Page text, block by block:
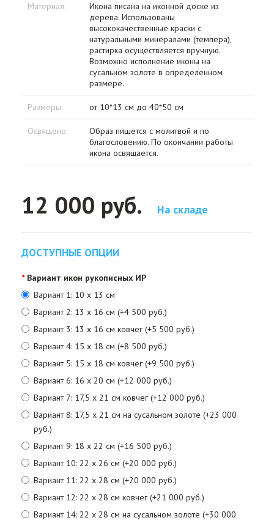
Материал:
Икона писана на иконной доске из
дерева. Использованы
высококачественные краски с
натуральными минералами (темпера),
растирка осуществляется вручную.
Возможно исполнение иконы на
сусальном золоте в определенном
размере.
Размеры: от 10*13 см до 40*50 см
Освящено:
Образ пишется с молитвой и по
благословению. По окончании работы
икона освящается.
12 000 руб. На складе
ДОСТУПНЫЕ ОПЦИИ
Вариант икон рукописных ИР
Вариант 1: 10 х 13 см
Вариант 2: 13 х 16 см (+4 500 руб.)
Вариант 3: 13 х 16 см ковчег (+5 500 руб.)
Вариант 4: 15 х 18 см (+8 500 руб.)
Вариант 5: 15 х 18 см ковчег (+9 500 руб.)
Вариант 6: 16 х 20 см (+12 000 руб.)
Вариант 7: 17,5 х 21 см ковчег (+12 000 руб.)
Вариант 8: 17,5 х 21 см на сусальном золоте (+23 000
руб.)
Вариант 9: 18 х 22 см (+16 500 руб.)
Вариант 10: 22 х 26 см (+20 000 руб.)
Вариант 11: 22 х 28 см (+20 000 руб.)
Вариант 12: 22 х 28 см ковчег (+21 000 руб.)
Вариант 14: 22 х 28 см на сусальном золоте (+30 000